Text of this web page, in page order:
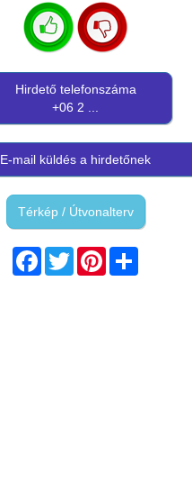
Hirdető telefonszáma
+06 2 ...
E-mail küldés a hirdetőnek
Térkép / Útvonalterv
Facebook
TwitterPinterest